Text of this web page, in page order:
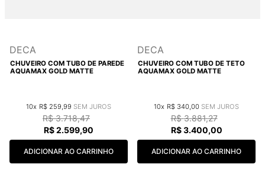
DECA
CHUVEIRO COM TUBO DE PAREDE
AQUAMAX GOLD MATTE
10 R$ 259 99
R$ 3.718,47
R$2.599,90
ADICIONAR AO CARRINHO
DECA
CHUVEIRO COM TUBO DE TETO
AQUAMAX GOLD MATTE
10 R$ 340 00
R$ 3.881,27
R$ 3.400,00
ADICIONAR AO CARRINHO